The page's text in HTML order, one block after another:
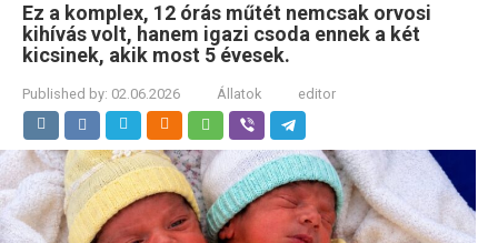
Ez a komplex, 12 órás műtét nemcsak orvosi
kihívás volt, hanem igazi csoda ennek a két
kicsinek, akik most 5 évesek.
Published by: 02.06.2026 Állatok editor